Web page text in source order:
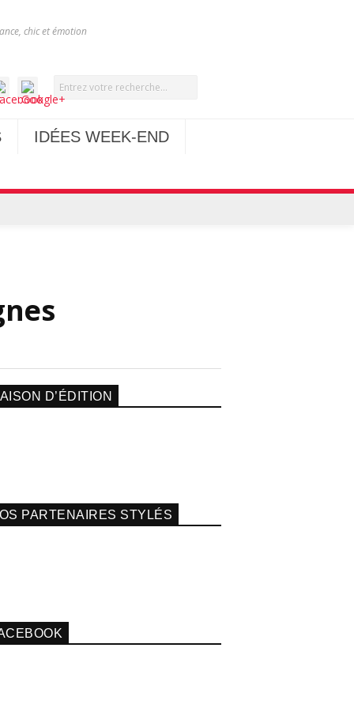
chic et émotion
IDÉES WEEK-END
D’ÉDITION
PARTENAIRES STYLÉS